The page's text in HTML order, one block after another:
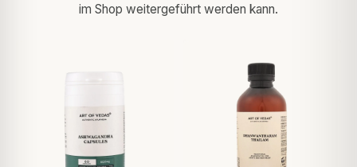
im Shop weitergeführt werden kann.